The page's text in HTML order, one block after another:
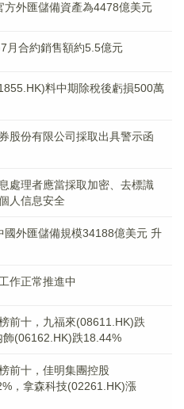
方外匯儲備資產為4478億美元
月合約銷售額約5.5億元
料中期除稅後虧損500萬
股份有限公司採取出具警示函
處理者應當採取加密、去標識
人信息安全
國外匯儲備規模34188億美元 升
作正常推進中
前十，九福來(08611.HK)跌
(06162.HK)跌18.44%
前十，佳明集團控股
，拿森科技(02261.HK)漲